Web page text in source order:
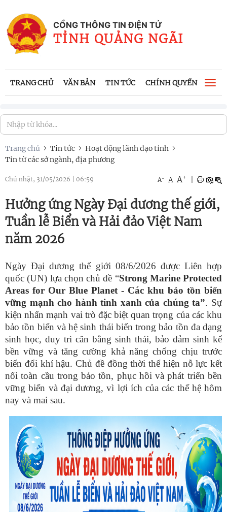
CỔNG THÔNG TIN ĐIỆN TỬ
TỈNH QUẢNG NGÃI
TRANG CHỦ VĂN BẢN TIN TỨC CHÍNH QUYỀN
Trang chủ Tin tức
Hoạt động lãnh đạo tỉnh
Tin từ các sở ngành, địa phương
Chủ nhật, 31/05/2026 06:59 A- A A+
Hưởng ứng Ngày Đại dương thế giới,
Tuần lễ Biển và Hải đảo Việt Nam
năm 2026
Ngày Đại dương thế giới 08/6/2026 được Liên hợp
quốc (UN) lựa chọn chủ đề “Strong Marine Protected
Areas for Our Blue Planet - Các khu bảo tồn biển
vững mạnh cho hành tinh xanh của chúng ta”. Sự
kiện nhấn mạnh vai trò đặc biệt quan trọng của các khu
bảo tồn biển và hệ sinh thái biển trong bảo tồn đa dạng
sinh học, duy trì cân bằng sinh thái, bảo đảm sinh kế
bền vững và tăng cường khả năng chống chịu trước
biến đổi khí hậu. Chủ đề đồng thời thể hiện nỗ lực kết
nối toàn cầu trong bảo tồn, phục hồi và phát triển bền
vững biển và đại dương, vì lợi ích của các thế hệ hôm
nay và mai sau.